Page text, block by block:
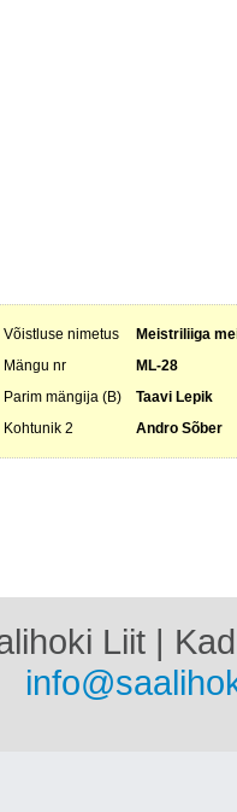
Võistluse nimetus
Meistriliiga
Mängu nr
ML-28
Parim mängija (B)
Taavi Lepik
Kohtunik 2 Andro Sõber
Liit |